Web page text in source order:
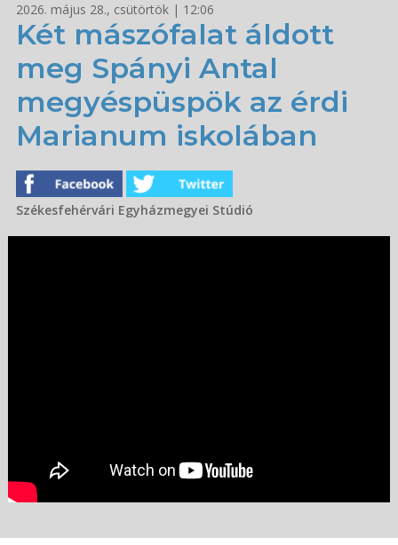
2026. május 28., csütörtök | 12:06
Két mászófalat áldott
meg Spányi Antal
megyéspüspök az érdi
Marianum iskolában
Székesfehérvári Egyházmegyei Stúdió